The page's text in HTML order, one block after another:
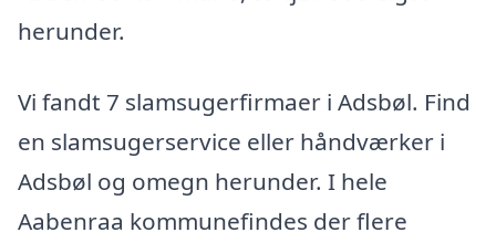
herunder.
Vi fandt 7 slamsugerfirmaer i Adsbøl. Find
en slamsugerservice eller håndværker i
Adsbøl og omegn herunder. I hele
Aabenraa kommunefindes der flere